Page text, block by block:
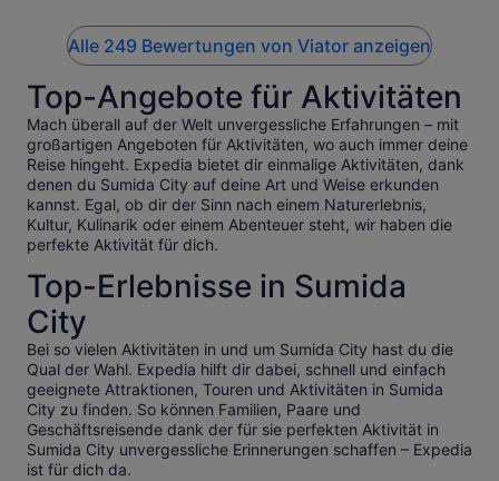
Alle 249 Bewertungen von Viator anzeigen
Top-Angebote für Aktivitäten
Mach überall auf der Welt unvergessliche Erfahrungen – mit
großartigen Angeboten für Aktivitäten, wo auch immer deine
Reise hingeht. Expedia bietet dir einmalige Aktivitäten, dank
denen du Sumida City auf deine Art und Weise erkunden
kannst. Egal, ob dir der Sinn nach einem Naturerlebnis,
Kultur, Kulinarik oder einem Abenteuer steht, wir haben die
perfekte Aktivität für dich.
Top-Erlebnisse in Sumida
City
Bei so vielen Aktivitäten in und um Sumida City hast du die
Qual der Wahl. Expedia hilft dir dabei, schnell und einfach
geeignete Attraktionen, Touren und Aktivitäten in Sumida
City zu finden. So können Familien, Paare und
Geschäftsreisende dank der für sie perfekten Aktivität in
Sumida City unvergessliche Erinnerungen schaffen – Expedia
ist für dich da.